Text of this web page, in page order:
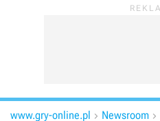
www.gry-online.pl  Newsroom 